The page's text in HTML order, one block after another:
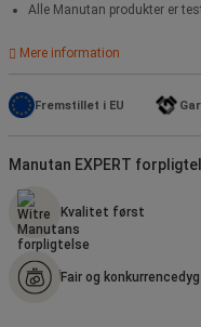
Alle Manutan produkter er
Mere information
Fremstillet i EU
Manutan EXPERT
Kvalitet først
Fair og